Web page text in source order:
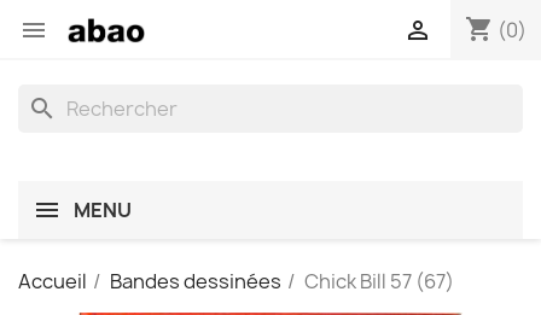
 shopping_cart (0)

search
MENU
Accueil Bandes dessinées Chick Bill 57 (67)